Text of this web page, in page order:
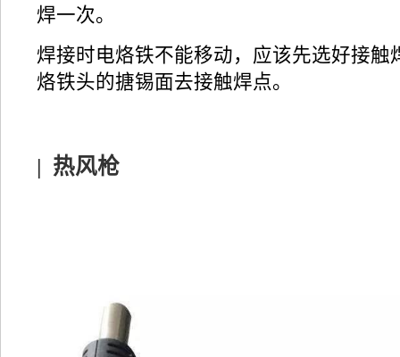
焊一次。
焊接时电烙铁不能移动，应该先选好接触
烙铁头的搪锡面去接触焊点。
| 热风枪